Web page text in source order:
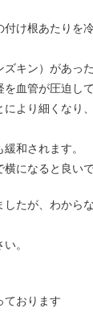
け根あたりを
キン）があっ
血管が圧迫し
により細くなり
和されます。
になると良いで
たが、わから
。
ております